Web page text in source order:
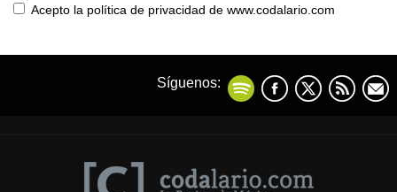
Acepto la política de privacidad de www.codalario.com
Síguenos: